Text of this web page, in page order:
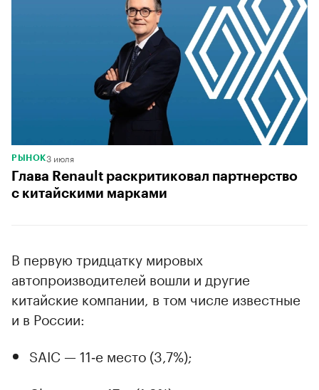
РЫНОК3 июля
Глава Renault раскритиковал партнерство
с китайскими марками
В первую тридцатку мировых
автопроизводителей вошли и другие
китайские компании, в том числе известные
и в России:
SAIC — 11‑е место (3,7%);